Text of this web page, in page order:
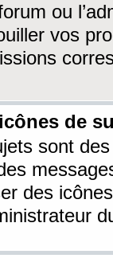
ou
vos
de
sont
des